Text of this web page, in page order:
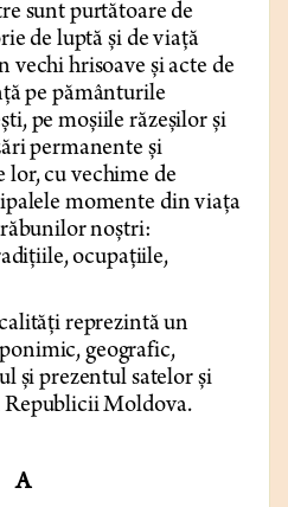
sunt purtătoare de
de luptă și de viață
vechi hrisoave și acte de
pe pământurile
pe moșiile răzeșilor și
permanente și
cu vechime de
momente din viața
noștri:
ocupațiile,
reprezintă un
geografic,
și prezentul satelor și
Moldova.
A